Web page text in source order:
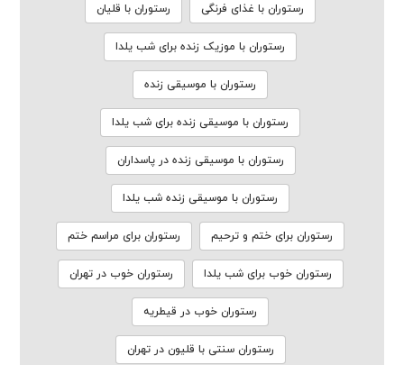
رستوران با غذای فرنگی رستوران با قلیان
رستوران با موزیک زنده برای شب یلدا
رستوران با موسیقی زنده
رستوران با موسیقی زنده برای شب یلدا
رستوران با موسیقی زنده در پاسداران
رستوران با موسیقی زنده شب یلدا
رستوران برای ختم و ترحیم رستوران برای مراسم ختم
رستوران خوب برای شب یلدا رستوران خوب در تهران
رستوران خوب در قیطریه
رستوران سنتی با قلیون در تهران